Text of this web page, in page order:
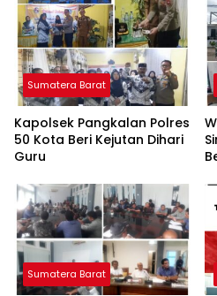
Sumatera Barat
Kapolsek Pangkalan Polres
50 Kota Beri Kejutan Dihari
Guru
Sumatera Barat